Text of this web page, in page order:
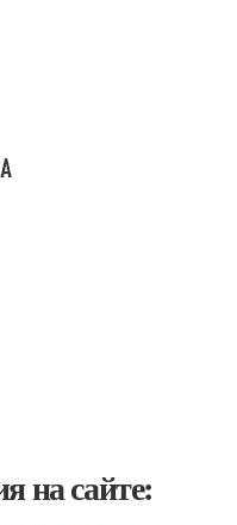
на сайте: